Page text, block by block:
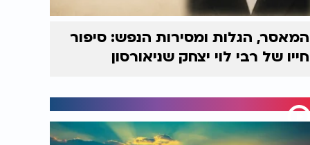
המאסר, הגלות ומסירות הנפש: סיפור
חייו של רבי לוי יצחק שניאורסון